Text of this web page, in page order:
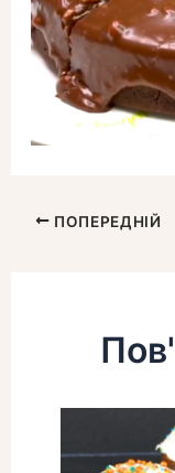
ПОПЕРЕДНІЙ